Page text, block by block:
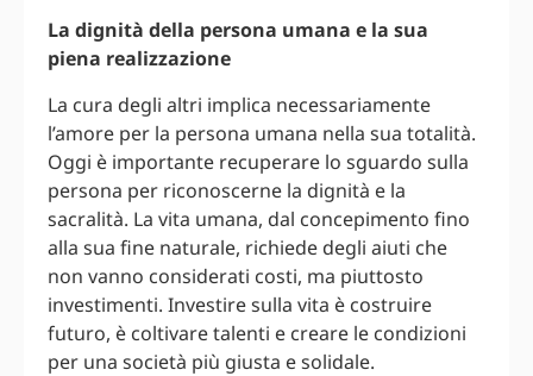
La dignità della persona umana e la sua
piena realizzazione
La cura degli altri implica necessariamente
l’amore per la persona umana nella sua totalità.
Oggi è importante recuperare lo sguardo sulla
persona per riconoscerne la dignità e la
sacralità. La vita umana, dal concepimento fino
alla sua fine naturale, richiede degli aiuti che
non vanno considerati costi, ma piuttosto
investimenti. Investire sulla vita è costruire
futuro, è coltivare talenti e creare le condizioni
per una società più giusta e solidale.